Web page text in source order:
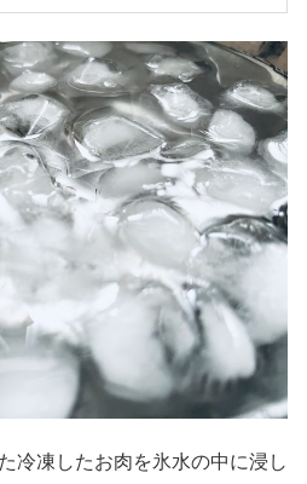
冷凍したお肉を氷水の中に浸し